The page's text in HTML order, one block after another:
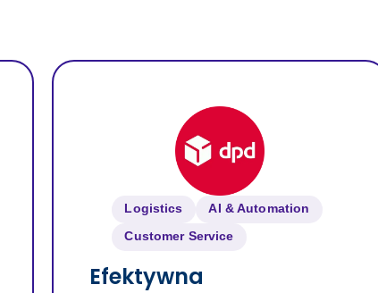
Logistics AI & Automation
Customer Service
Efektywna